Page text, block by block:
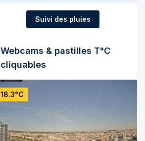
Suivi des pluies
Webcams & pastilles T°C
cliquables
18.3°C